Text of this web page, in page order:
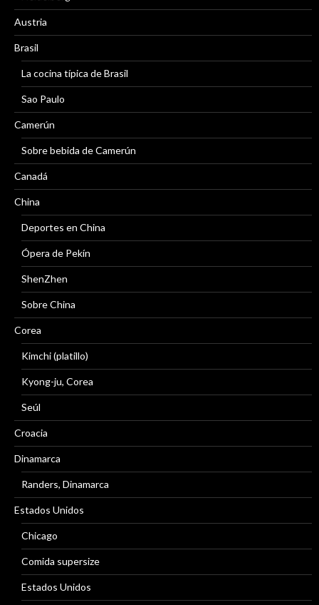
Austria
Brasil
La cocina típica de Brasil
Sao Paulo
Camerún
Sobre bebida de Camerún
Canadá
China
Deportes en China
Ópera de Pekín
ShenZhen
Sobre China
Corea
Kimchi (platillo)
Kyong-ju, Corea
Seúl
Croacia
Dinamarca
Randers, Dinamarca
Estados Unidos
Chicago
Comida supersize
Estados Unidos